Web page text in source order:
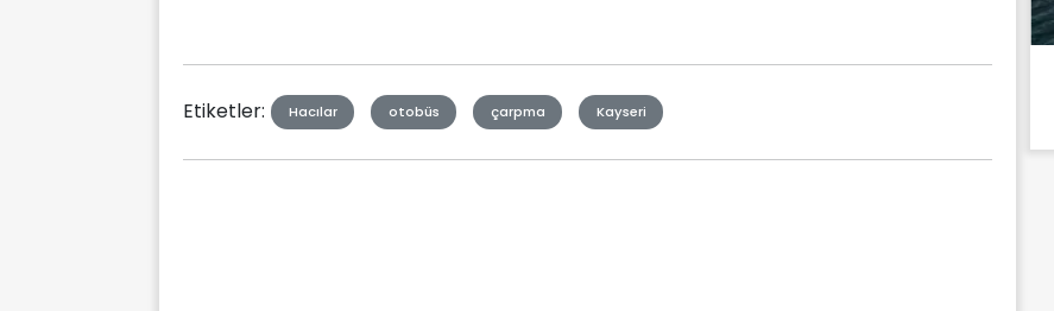
Etiketler: Hacılar otobüs çarpma Kayseri